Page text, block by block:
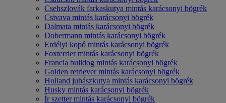
Csehszlovák farkaskutya mintás karácsonyi bögrék
Csivava mintás karácsonyi bögrék
Dalmata mintás karácsonyi bögrék
Dobermann mintás karácsonyi bögrék
Erdélyi kopó mintás karácsonyi bögrék
Foxterrier mintás karácsonyi bögrék
Francia bulldog mintás karácsonyi bögrék
Golden retriever mintás karácsonyi bögrék
Holland juhászkutya mintás karácsonyi bögrék
Husky mintás karácsonyi bögrék
Ír szetter mintás karácsonyi bögrék